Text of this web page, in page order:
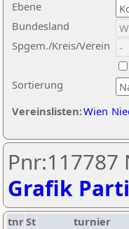
Ebene
Sortierung
Bundesland
Spgem./Kreis/Verein
Vereinslisten:Wien
Pnr:117787
Grafik
tnrSt turnier